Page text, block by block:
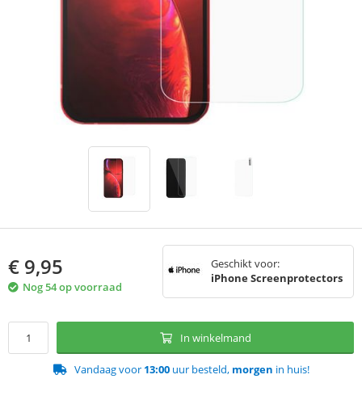
€ 9,95
Nog 54 op voorraad
Geschikt voor:
iPhone Screenprotectors
In winkelmand
Vandaag voor 13:00uur besteld, morgen in huis!